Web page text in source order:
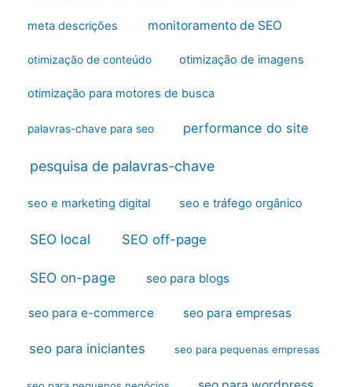
meta descrições monitoramento de SEO
otimização de conteúdo otimização de imagens
otimização para motores de busca
palavras-chave para seo performance do site
pesquisa de palavras-chave
seo e marketing digital seo e tráfego orgânico
SEO local SEO off-page
SEO on-page seo para blogs
seo para e-commerce seo para empresas
seo para iniciantes seo para pequenas empresas